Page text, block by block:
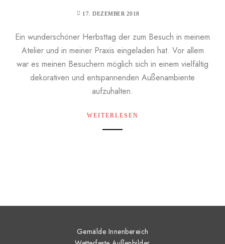
17. DEZEMBER 2018
Ein wunderschöner Herbsttag der zum Besuch in meinem
Atelier und in meiner Praxis eingeladen hat. Vor allem
war es meinen Besuchern möglich sich in einem vielfältig
dekorativen und entspannenden Außenambiente
aufzuhalten.
WEITERLESEN
Gemälde Innenbereich